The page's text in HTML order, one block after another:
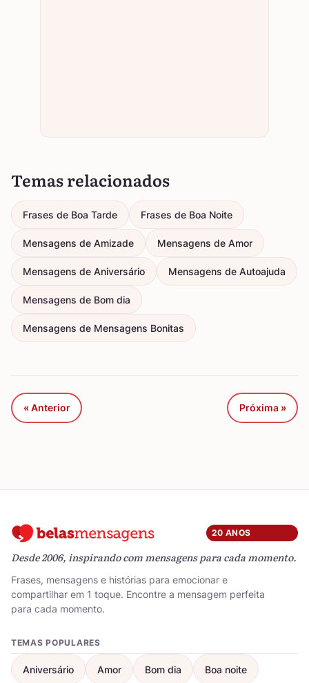
Temas relacionados
Frases de Boa Tarde Frases de Boa Noite
Mensagens de Amizade Mensagens de Amor
Mensagens de Aniversário Mensagens de Autoajuda
Mensagens de Bom dia
Mensagens de Mensagens Bonitas
« Anterior Próxima »
20 ANOS
Desde 2006, inspirando com mensagens para cada momento.
Frases, mensagens e histórias para emocionar e
compartilhar em 1 toque. Encontre a mensagem perfeita
para cada momento.
TEMAS POPULARES
Aniversário Amor Bom dia Boa noite